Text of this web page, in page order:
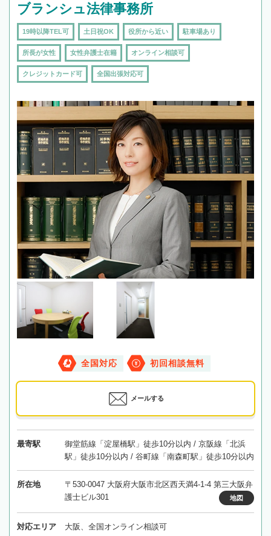
ブランシュ法律事務所
19時以降TEL可 土日祝OK 役所から近い 駐車場あり
所長が女性 女性弁護士在籍 オンライン相談可
クレジットカード可 全国出張対応可
全国対応 初回相談無料
メールする
最寄駅
御堂筋線「淀屋橋駅」徒歩10分以内 / 京阪線「北浜
駅」徒歩10分以内 / 谷町線「南森町駅」徒歩10分以内
所在地
〒530-0047 大阪府大阪市北区西天満4-1-4 第三大阪弁
護士ビル301
地図
対応エリア 大阪、全国オンライン相談可